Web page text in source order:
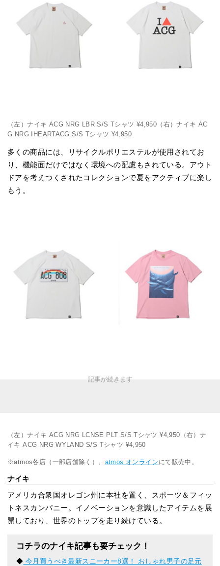
（左）ナイキ ACG NRG LBR S/S Tシャツ ¥4,950（右）ナイキ AC
G NRG IHEARTACG S/S Tシャツ ¥4,950
多くの商品には、リサイクルポリエステルが使用されてお
り、機能面だけではなく環境への配慮もされている。アウト
ドアを考えつくされたコレクションで夏をアクティブに楽し
もう。
（左）ナイキ ACG NRG LCNSE PLT S/S Tシャツ ¥4,950（右）ナ
イキ ACG NRG WYLAND S/S Tシャツ ¥4,950
※atmos各店（一部店舗除く）、 atmos オンラインにて販売中。
ナイキ
アメリカ合衆国オレゴン州に本社を置く、スポーツ＆フィッ
トネスカンパニー。イノベーションを意識したアイテムを展
開しており、世界のトップを走り続けている。
コチラのナイキ記事も要チェック！
◆ 今月買うべき最新スニーカー8選！ おしゃれ男子の足元